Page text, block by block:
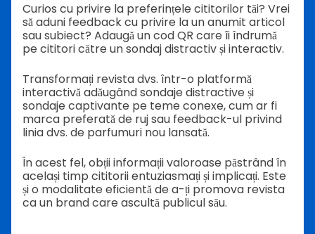
Curios cu privire la preferințele cititorilor tăi? Vrei
să aduni feedback cu privire la un anumit articol
sau subiect? Adaugă un cod QR care îi îndrumă
pe cititori către un sondaj distractiv și interactiv.
Transformați revista dvs. într-o platformă
interactivă adăugând sondaje distractive și
sondaje captivante pe teme conexe, cum ar fi
marca preferată de ruj sau feedback-ul privind
linia dvs. de parfumuri nou lansată.
În acest fel, obții informații valoroase păstrând în
același timp cititorii entuziasmați și implicați. Este
și o modalitate eficientă de a-ți promova revista
ca un brand care ascultă publicul său.